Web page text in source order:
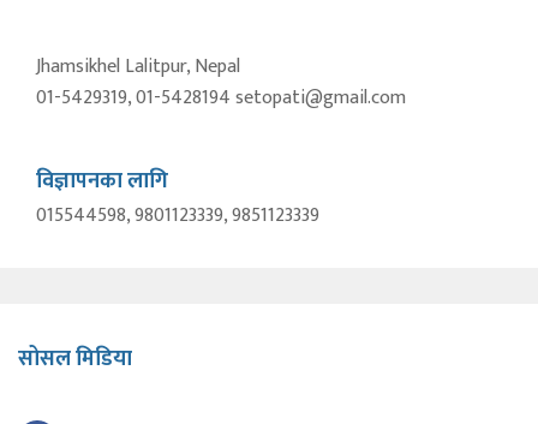
Jhamsikhel Lalitpur, Nepal
01-5429319, 01-5428194 setopati@gmail.com
विज्ञापनका लागि
015544598, 9801123339, 9851123339
सोसल मिडिया